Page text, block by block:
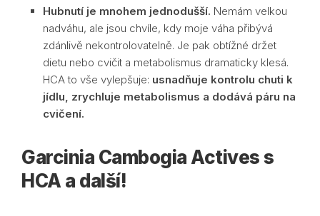
Hubnutí je mnohem jednodušší. Nemám velkou
nadváhu, ale jsou chvíle, kdy moje váha přibývá
zdánlivě nekontrolovatelně. Je pak obtížné držet
dietu nebo cvičit a metabolismus dramaticky klesá.
HCA to vše vylepšuje: usnadňuje kontrolu chuti k
jídlu, zrychluje metabolismus a dodává páru na
cvičení.
Garcinia Cambogia Actives s
HCA a další!